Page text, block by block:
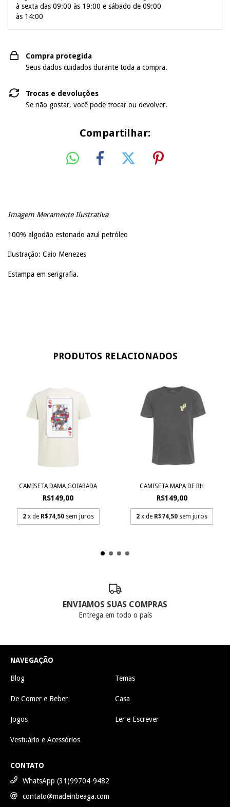
à sexta das 09:00 às 19:00 e sábado de 09:00
às 14:00
Compra protegida
Seus dados cuidados durante toda a compra.
Trocas e devoluções
Se não gostar, você pode trocar ou devolver.
Compartilhar:
Imagem Meramente Ilustrativa
100% algodão estonado azul petróleo
Ilustração: Caio Menezes
Estampa em serigrafia.
PRODUTOS RELACIONADOS
CAMISETA DAMA GOIABADA
R$149,00
2 x de R$74,50 sem juros
CAMISETA MAPA DE BH
R$149,00
2 x de R$74,50 sem juros
ENVIAMOS SUAS COMPRAS
Entrega em todo o país
NAVEGAÇÃO
Blog Temas
De Comer e Beber Casa
Jogos Ler e Escrever
Vestuário e Acessórios
CONTATO
WhatsApp (31)99704-9482
contato@madeinbeaga.com